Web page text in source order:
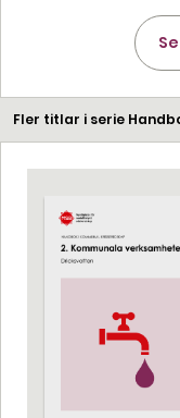
Fler titlar i serie